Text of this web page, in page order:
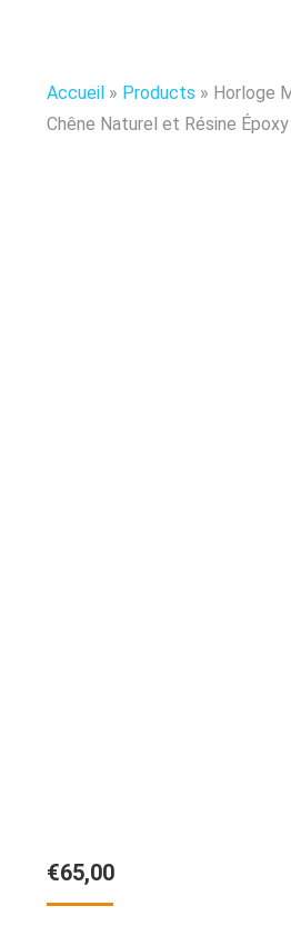
Accueil » Products » Horloge
Chêne Naturel et Résine
€65,00